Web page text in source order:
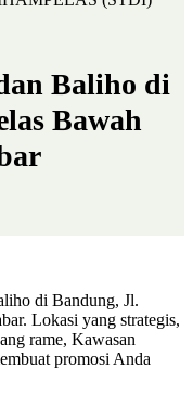
Baliho di
Bawah
di Bandung, Jl.
Lokasi yang strategis,
rame, Kawasan
promosi Anda